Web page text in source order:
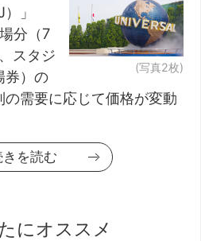
(写真2枚)
」
分（7
スタジ
券）の
需要に応じて価格が変動
きを読む
にオススメ